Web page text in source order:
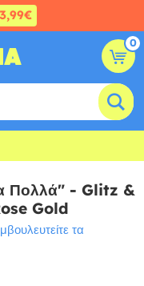
3,99€
0
Πολλά" - Glitz &
Gold
τα